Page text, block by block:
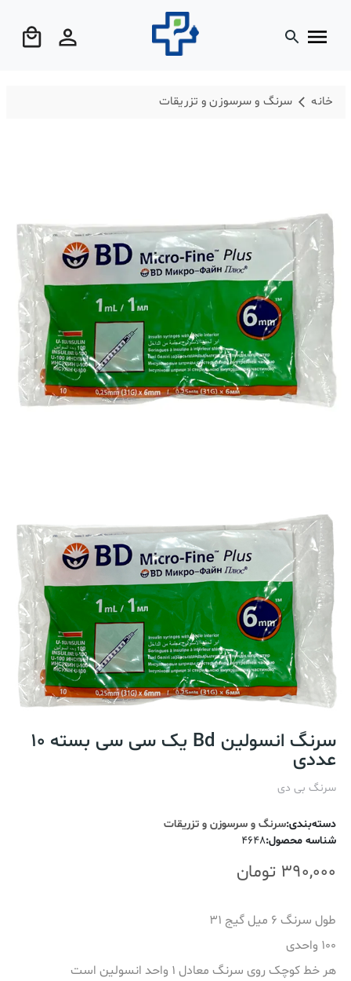
خانه سرنگ و سرسوزن و تزریقات
سرنگ انسولین Bd یک سی سی بسته 10
عددی
سرنگ بی دی
دسته‌بندی:سرنگ و سرسوزن و تزریقات
شناسه محصول:
4648
390,000 تومان
طول سرنگ 6 میل گیج 31
100 واحدی
هر خط کوچک روی سرنگ معادل 1 واحد انسولین است